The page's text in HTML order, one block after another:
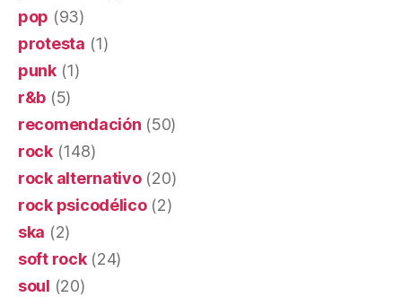
pop (93)
protesta (1)
punk(1)
r&b (5)
recomendación (50)
rock(148)
rock alternativo(20)
rock psicodélico(2)
ska (2)
soft rock(24)
soul (20)